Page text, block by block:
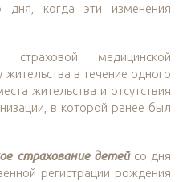
дня, когда эти изменения
медицинской
в течение одного
жительства и отсутствия
в которой ранее был
страхование детейсо дня
регистрации рождения